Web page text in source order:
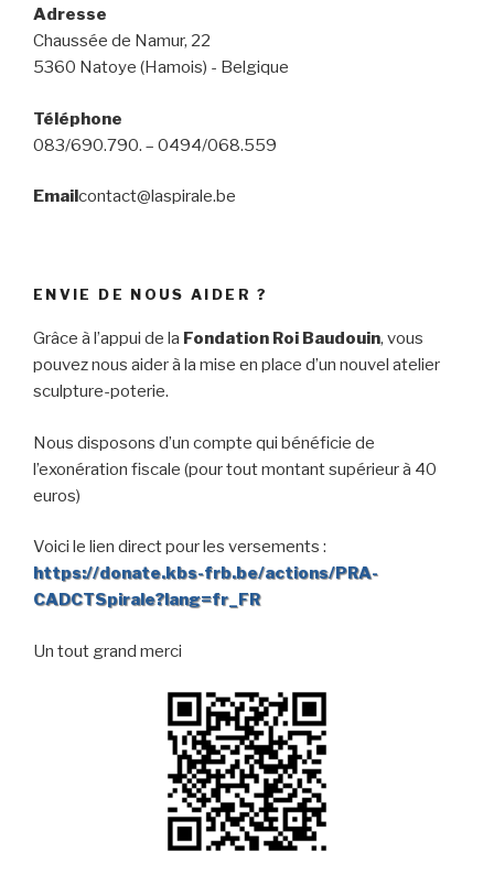
Adresse
Chaussée de Namur, 22
5360 Natoye (Hamois) - Belgique
Téléphone
083/690.790. – 0494/068.559
Email contact@laspirale.be
ENVIE DE NOUS AIDER ?
Grâce à l’appui de la Fondation Roi Baudouin, vous
pouvez nous aider à la mise en place d’un nouvel atelier
sculpture-poterie.
Nous disposons d’un compte qui bénéficie de
l’exonération fiscale (pour tout montant supérieur à 40
euros)
Voici le lien direct pour les versements :
https://donate.kbs-frb.be/actions/PRA-
CADCTSpirale?lang=fr_FR
Un tout grand merci